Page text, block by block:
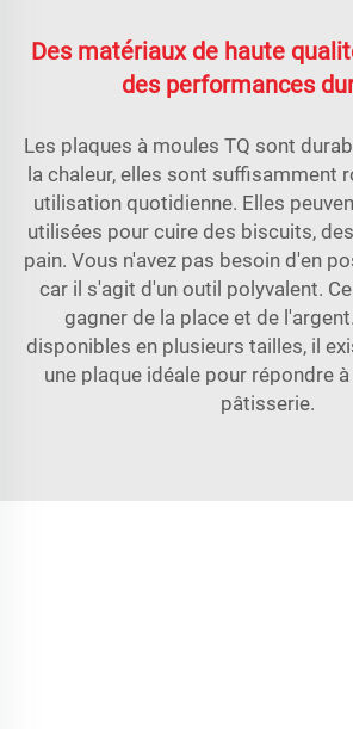
Des matériaux de haute
des performances
Les plaques à moules TQ sont
la chaleur, elles sont suffisamment
utilisation quotidienne. Elles
utilisées pour cuire des biscuits,
pain. Vous n'avez pas besoin d'en
car il s'agit d'un outil polyvalent.
gagner de la place et de
disponibles en plusieurs tailles, il
une plaque idéale pour répondre
pâtisserie.